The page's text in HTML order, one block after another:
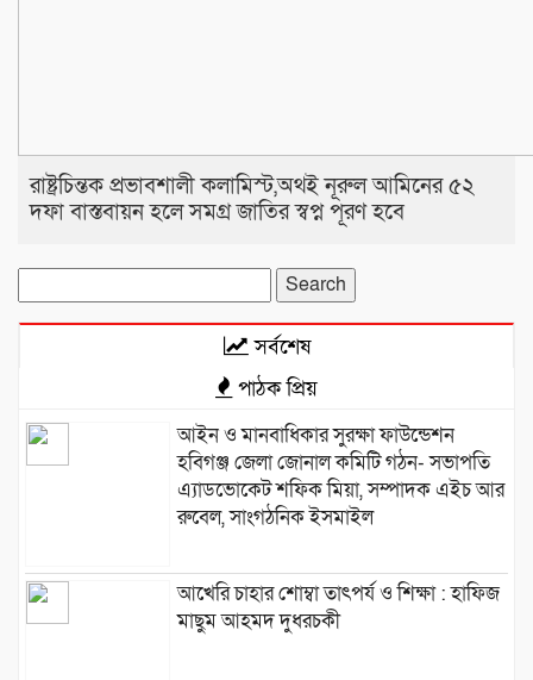
রাষ্ট্রচিন্তক প্রভাবশালী কলামিস্ট,অথই নূরুল আমিনের ৫২
দফা বাস্তবায়ন হলে সমগ্র জাতির স্বপ্ন পূরণ হবে
for:
সর্বশেষ
পাঠক প্রিয়
আইন ও মানবাধিকার সুরক্ষা ফাউন্ডেশন
হবিগঞ্জ জেলা জোনাল কমিটি গঠন- সভাপতি
এ্যাডভোকেট শফিক মিয়া, সম্পাদক এইচ আর
রুবেল, সাংগঠনিক ইসমাইল
আখেরি চাহার শোম্বা তাৎপর্য ও শিক্ষা : হাফিজ
মাছুম আহমদ দুধরচকী